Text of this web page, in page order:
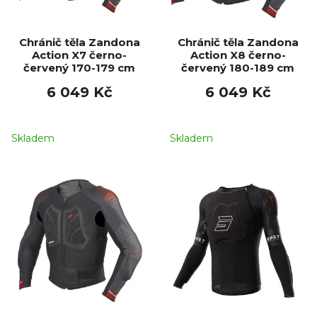
Chránič těla Zandona
Action X7 černo-
červený 170-179 cm
6 049 Kč
Skladem
Chránič těla Zandona
Action X8 černo-
červený 180-189 cm
6 049 Kč
Skladem